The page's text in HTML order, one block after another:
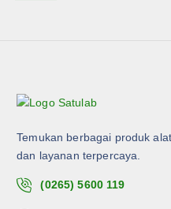
Temukan berbagai produk
dan layanan terpercaya.
(0265) 5600 119